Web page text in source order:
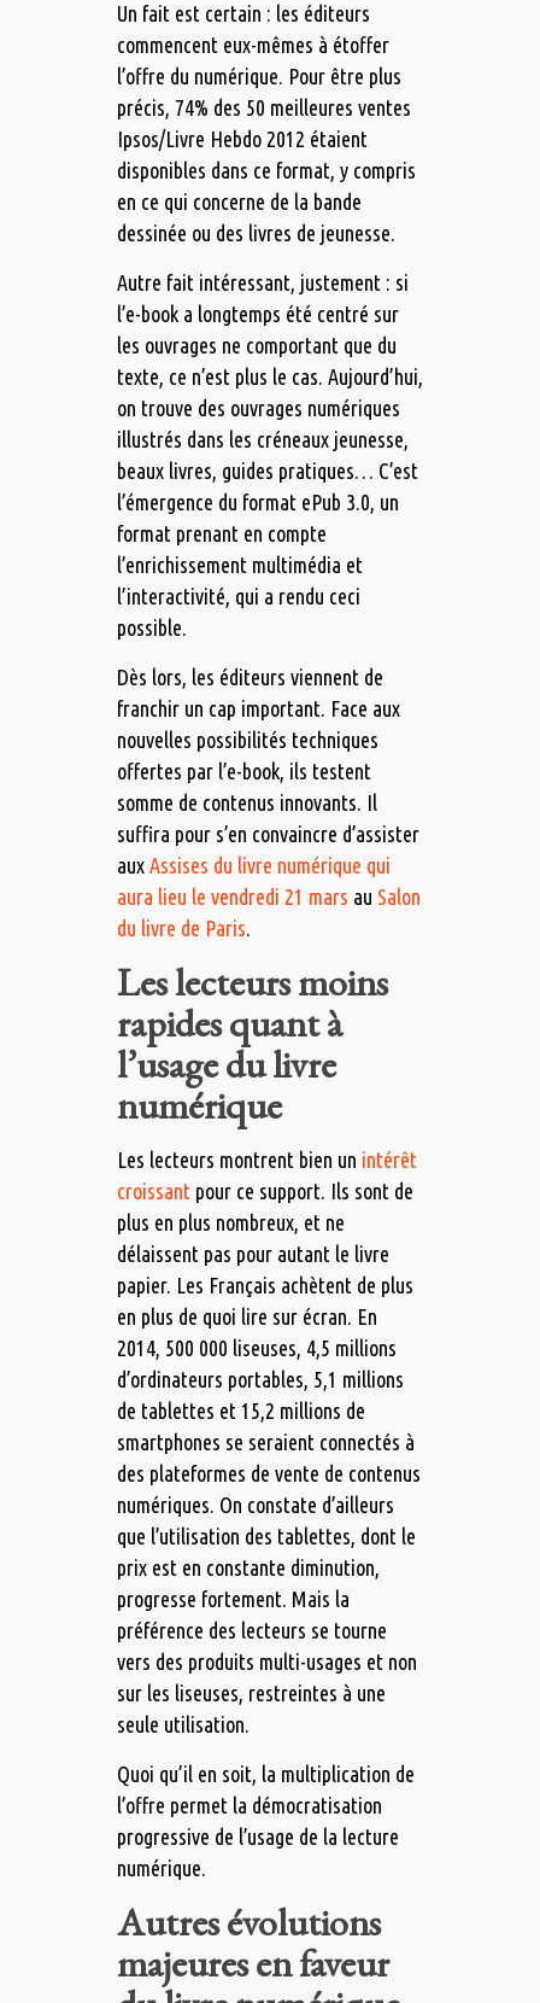
Un fait est certain : les éditeurs
commencent eux-mêmes à étoffer
l’offre du numérique. Pour être plus
précis, 74% des 50 meilleures ventes
Ipsos/Livre Hebdo 2012 étaient
disponibles dans ce format, y compris
en ce qui concerne de la bande
dessinée ou des livres de jeunesse.
Autre fait intéressant, justement : si
l’e-book a longtemps été centré sur
les ouvrages ne comportant que du
texte, ce n’est plus le cas. Aujourd’hui,
on trouve des ouvrages numériques
illustrés dans les créneaux jeunesse,
beaux livres, guides pratiques… C’est
l’émergence du format ePub 3.0, un
format prenant en compte
l’enrichissement multimédia et
l’interactivité, qui a rendu ceci
possible.
Dès lors, les éditeurs viennent de
franchir un cap important. Face aux
nouvelles possibilités techniques
offertes par l’e-book, ils testent
somme de contenus innovants. Il
suffira pour s’en convaincre d’assister
aux Assises du livre numérique qui
aura lieu le vendredi 21 mars au Salon
du livre de Paris.
Les lecteurs moins
rapides quant à
l’usage du livre
numérique
Les lecteurs montrent bien un intérêt
croissant pour ce support. Ils sont de
plus en plus nombreux, et ne
délaissent pas pour autant le livre
papier. Les Français achètent de plus
en plus de quoi lire sur écran. En
2014, 500 000 liseuses, 4,5 millions
d’ordinateurs portables, 5,1 millions
de tablettes et 15,2 millions de
smartphones se seraient connectés à
des plateformes de vente de contenus
numériques. On constate d’ailleurs
que l’utilisation des tablettes, dont le
prix est en constante diminution,
progresse fortement. Mais la
préférence des lecteurs se tourne
vers des produits multi-usages et non
sur les liseuses, restreintes à une
seule utilisation.
Quoi qu’il en soit, la multiplication de
l’offre permet la démocratisation
progressive de l’usage de la lecture
numérique.
Autres évolutions
majeures en faveur